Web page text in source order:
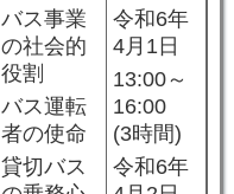
バス事業
の社会的
役割
バス運転
者の使命
貸切バス
令和6年
4月1日
13:00～
16:00
(3時間)
令和6年